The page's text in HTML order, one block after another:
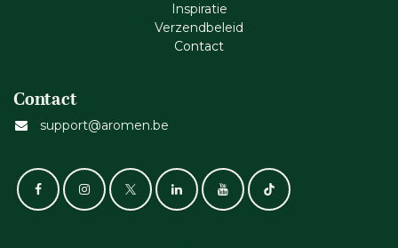
Inspiratie
Verzendbeleid
Cont​act
Contact
support@aromen.be